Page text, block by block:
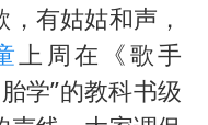
有姑姑和声，
上周在《歌手
学”的教科书级